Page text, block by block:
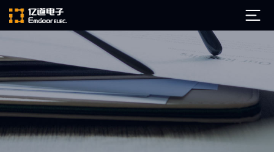
公司简介
发展历程
企业文化
ARM